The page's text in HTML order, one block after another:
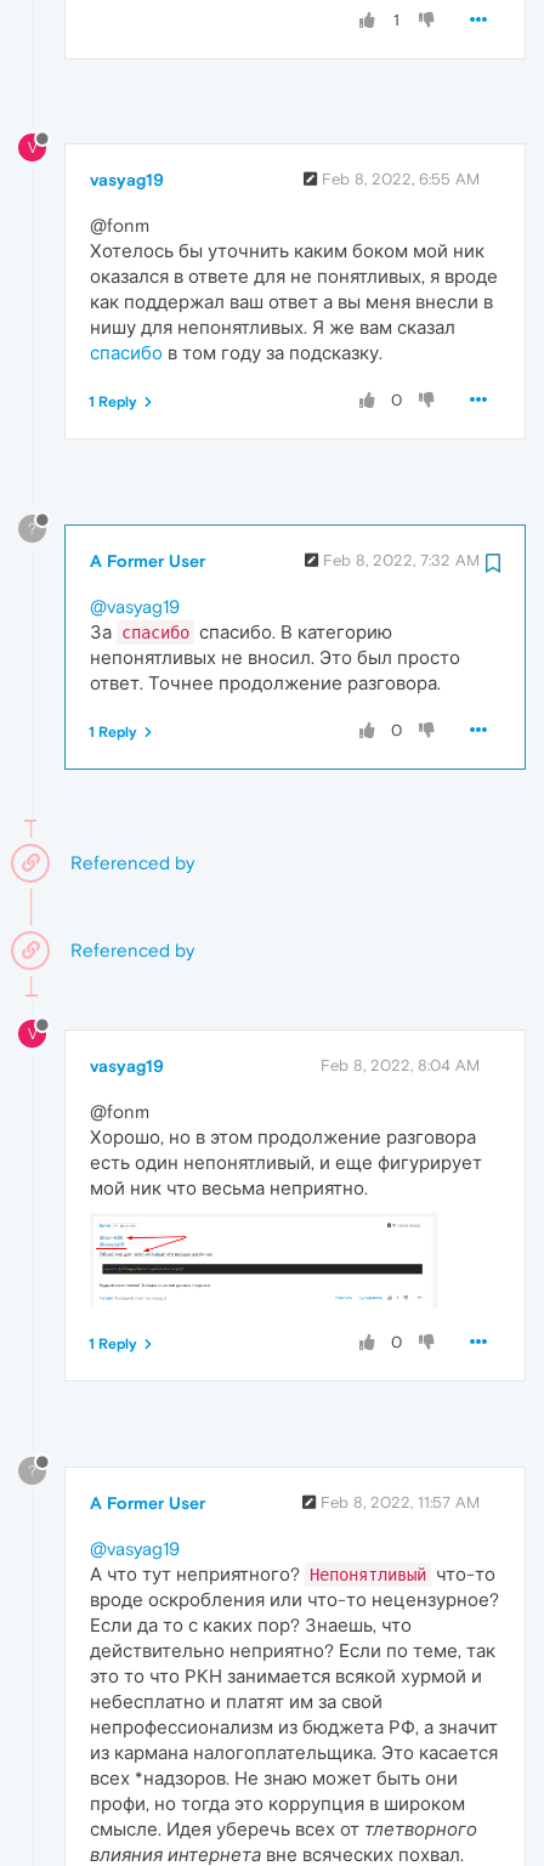
1
V
vasyag19 Feb 8, 2022, 6:55 AM
@fonm
Хотелось бы уточнить каким боком мой ник
оказался в ответе для не понятливых, я вроде
как поддержал ваш ответ а вы меня внесли в
нишу для непонятливых. Я же вам сказал
спасибо в том году за подсказку.
0
1 Reply
?
A Former User Feb 8, 2022, 7:32 AM
@vasyag19
За спасибо спасибо. В категорию
непонятливых не вносил. Это был просто
ответ. Точнее продолжение разговора.
0
1 Reply
Referenced by
Referenced by
V
vasyag19 Feb 8, 2022, 8:04 AM
@fonm
Хорошо, но в этом продолжение разговора
есть один непонятливый, и еще фигурирует
мой ник что весьма неприятно.
0
1 Reply
?
A Former User Feb 8, 2022, 11:57 AM
@vasyag19
А что тут неприятного? Непонятливый что-то
вроде оскробления или что-то нецензурное?
Если да то с каких пор? Знаешь, что
действительно неприятно? Если по теме, так
это то что РКН занимается всякой хурмой и
небесплатно и платят им за свой
непрофессионализм из бюджета РФ, а значит
из кармана налогоплательщика. Это касается
всех *надзоров. Не знаю может быть они
профи, но тогда это коррупция в широком
смысле. Идея уберечь всех от тлетворного
влияния интернета вне всяческих похвал.